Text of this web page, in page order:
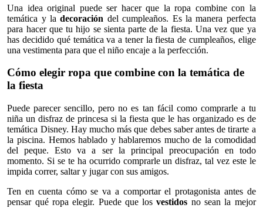
Una idea original puede ser hacer que la ropa combine con la
temática y ladecoración del cumpleaños. Es la manera perfecta
para hacer que tu hijo se sienta parte de la fiesta. Una vez que ya
has decidido qué temática va a tener la fiesta de cumpleaños, elige
una vestimenta para que el niño encaje a la perfección.
Cómo elegir ropa que combine con la temática de
la fiesta
Puede parecer sencillo, pero no es tan fácil como comprarle a tu
niña un disfraz de princesa si la fiesta que le has organizado es de
temática Disney. Hay mucho más que debes saber antes de tirarte a
la piscina. Hemos hablado y hablaremos mucho de la comodidad
del peque. Esto va a ser la principal preocupación en todo
momento. Si se te ha ocurrido comprarle un disfraz, tal vez este le
impida correr, saltar y jugar con sus amigos.
Ten en cuenta cómo se va a comportar el protagonista antes de
pensar qué ropa elegir. Puede que losvestidos no sean la mejor